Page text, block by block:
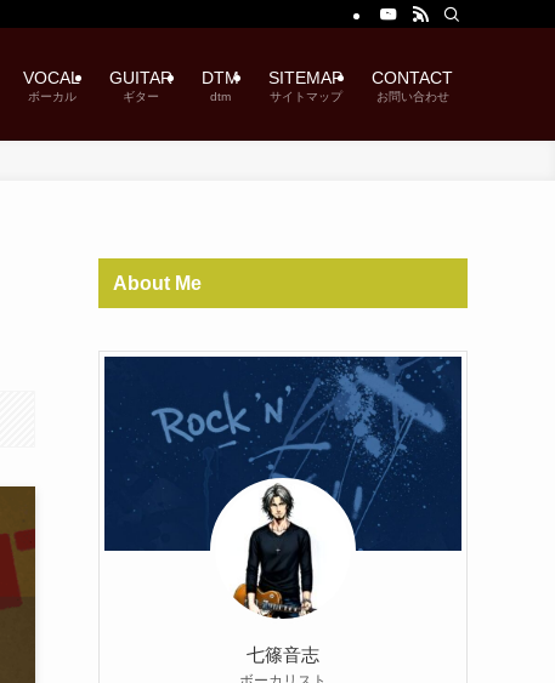
VOCAL
ボーカル
GUITAR
ギター
DTM
dtm
SITEMAP
サイトマップ
CONTACT
お問い合わせ
About Me
七篠音志